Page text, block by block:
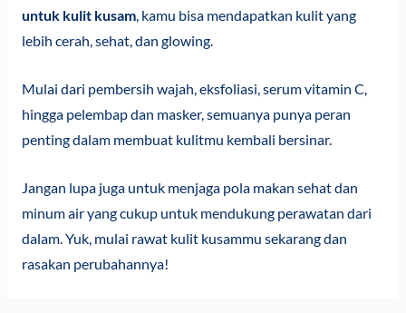
untuk kulit kusam, kamu bisa mendapatkan kulit yang
lebih cerah, sehat, dan glowing.
Mulai dari pembersih wajah, eksfoliasi, serum vitamin C,
hingga pelembap dan masker, semuanya punya peran
penting dalam membuat kulitmu kembali bersinar.
Jangan lupa juga untuk menjaga pola makan sehat dan
minum air yang cukup untuk mendukung perawatan dari
dalam. Yuk, mulai rawat kulit kusammu sekarang dan
rasakan perubahannya!